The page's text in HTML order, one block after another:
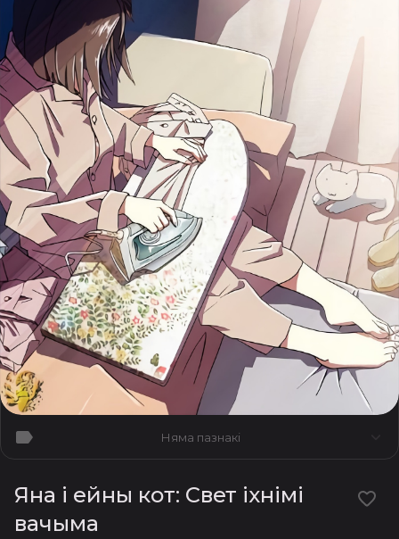
Няма пазнакі
Яна і ейны кот: Свет іхнімі
вачыма